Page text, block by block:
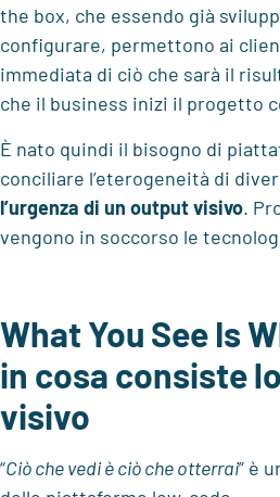
the box, che essendo già
configurare, permettono ai
immediata di ciò che sarà il
che il business inizi il progetto
È nato quindi il bisogno di
conciliare l’eterogeneità di
l’urgenza di un output visivo.
vengono in soccorso le
What You See Is
in cosa consiste
visivo
“Ciò che vedi è ciò che otterrai” è